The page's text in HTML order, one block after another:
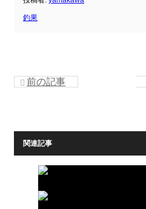
釣果
前の記事
関連記事